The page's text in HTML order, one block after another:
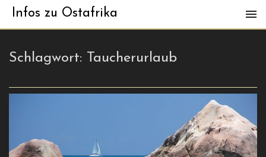
Infos zu Ostafrika
Schlagwort: Taucherurlaub